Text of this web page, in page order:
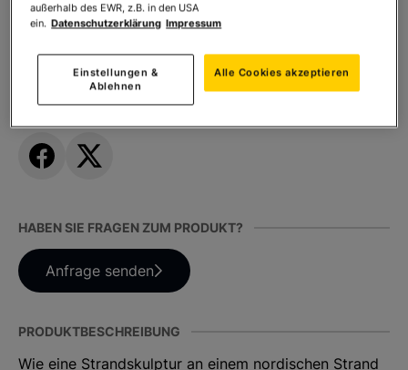
Anzahl:
TEILEN SIE DIESES PRODUKT
HABEN SIE FRAGEN ZUM PRODUKT?
Anfrage senden
PRODUKTBESCHREIBUNG
Wie eine Strandskulptur an einem nordischen Strand
außerhalb des EWR, z.B. in den USA
ein. Datenschutzerklärung Impressum
Einstellungen &
Ablehnen
Alle Cookies akzeptieren